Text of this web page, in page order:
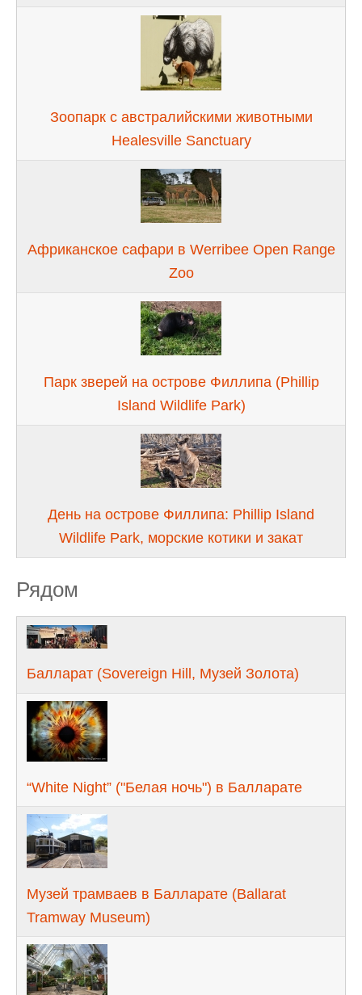
Зоопарк с австралийскими животными
Healesville Sanctuary
Африканское сафари в Werribee Open Range
Zoo
Парк зверей на острове Филлипа (Phillip
Island Wildlife Park)
День на острове Филлипа: Phillip Island
Wildlife Park, морские котики и закат
Рядом
Балларат (Sovereign Hill, Музей Золота)
“White Night” ("Белая ночь") в Балларате
Музей трамваев в Балларате (Ballarat
Tramway Museum)